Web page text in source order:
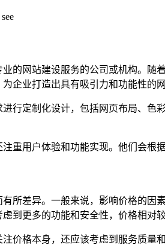
的网站建设服务的公司或机构。
企业打造出具有吸引力和功能性的网
行定制化设计，包括网页布局、
重用户体验和功能实现。他们会
所差异。一般来说，影响价格的
到更多的功能和安全性，价格相对较
价格本身，还应该考虑到服务质